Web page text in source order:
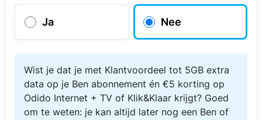
Ja Nee
Wist je dat je met Klantvoordeel tot 5GB extra
data op je Ben abonnement én €5 korting op
Odido Internet + TV of Klik&Klaar krijgt? Goed
om te weten: je kan altijd later nog een Ben of